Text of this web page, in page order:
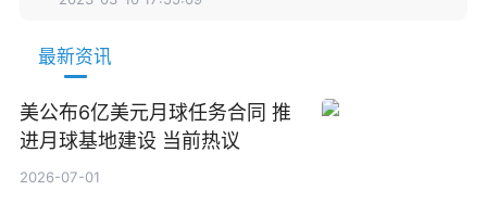
最新资讯
美公布6亿美元月球任务合同 推
进月球基地建设 当前热议
2026-07-01